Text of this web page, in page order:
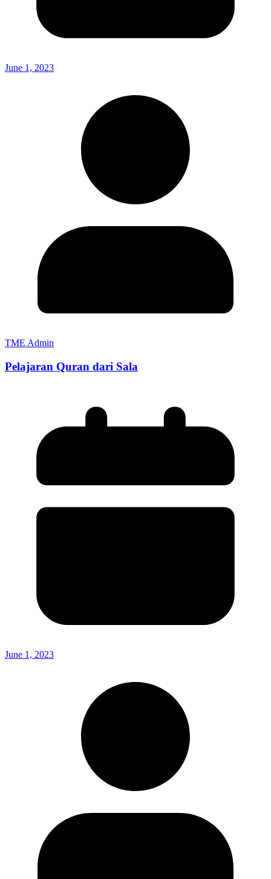
June 1, 2023
TME Admin
Pelajaran Quran dari Sala
June 1, 2023